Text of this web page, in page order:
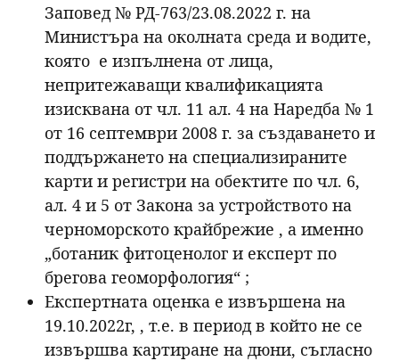
Заповед № РД-763/23.08.2022 г. на
Министъра на околната среда и водите,
която е изпълнена от лица,
непритежаващи квалификацията
изисквана от чл. 11 ал. 4 на Наредба № 1
от 16 септември 2008 г. за създаването и
поддържането на специализираните
карти и регистри на обектите по чл. 6,
ал. 4 и 5 от Закона за устройството на
черноморското крайбрежие , а именно
„ботаник фитоценолог и експерт по
брегова геоморфология“ ;
Експертната оценка е извършена на
19.10.2022г, , т.е. в период в който не се
извършва картиране на дюни, съгласно